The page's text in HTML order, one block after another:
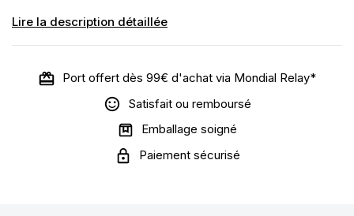
Lire la description détaillée
Port offert dès 99€ d'achat via Mondial Relay*
Satisfait ou remboursé
Emballage soigné
Paiement sécurisé